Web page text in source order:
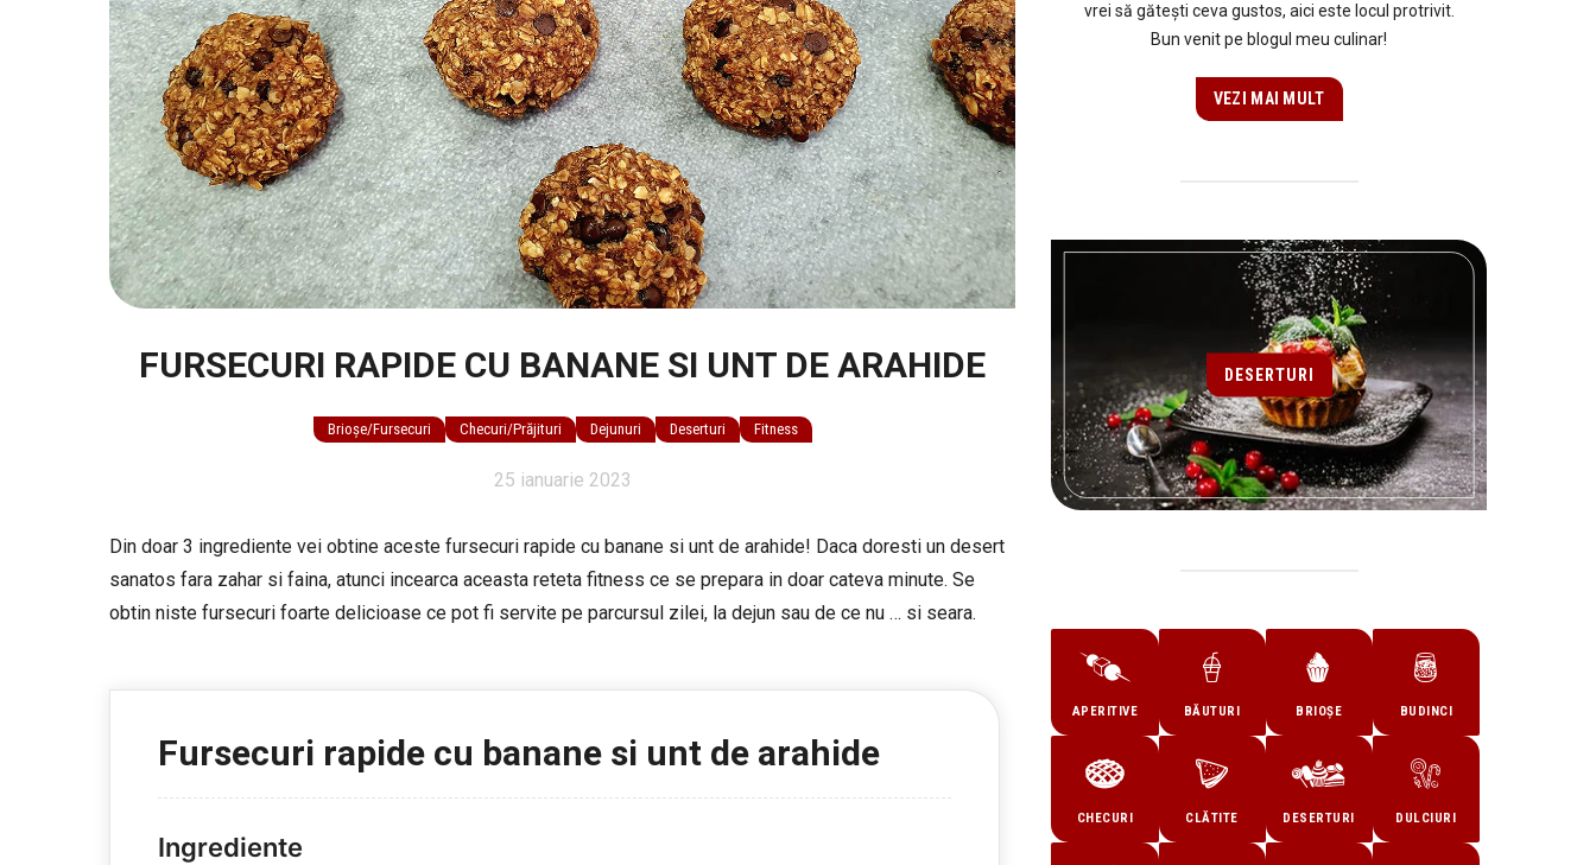
FURSECURI RAPIDE CU BANANE SI UNT DE ARAHIDE
Brioșe/Fursecuri Checuri/Prăjituri Dejunuri Deserturi Fitness
25 ianuarie 2023
Din doar 3 ingrediente vei obtine aceste fursecuri rapide cu banane si unt de arahide! Daca doresti un desert
sanatos fara zahar si faina, atunci incearca aceasta reteta fitness ce se prepara in doar cateva minute. Se
obtin niste fursecuri foarte delicioase ce pot fi servite pe parcursul zilei, la dejun sau de ce nu … si seara.
Fursecuri rapide cu banane si unt de arahide
Ingrediente
vrei să gătești ceva gustos, aici este locul protrivit.
Bun venit pe blogul meu culinar!
VEZI MAI MULT
DESERTURI
APERITIVE BĂUTURI BRIOȘE BUDINCI
CHECURI CLĂTITE DESERTURI DULCIURI